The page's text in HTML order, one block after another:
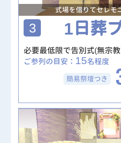
式場を借りてセレモ
3 1日葬
必要最低限で告別式(無宗
ご参列の目安： 15名程度
簡易祭壇つき